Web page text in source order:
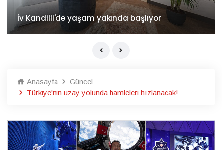
İv Kandilli'de yaşam yakında başlıyor
Anasayfa
Güncel
Türkiye'nin uzay yolunda hamleleri hızlanacak!